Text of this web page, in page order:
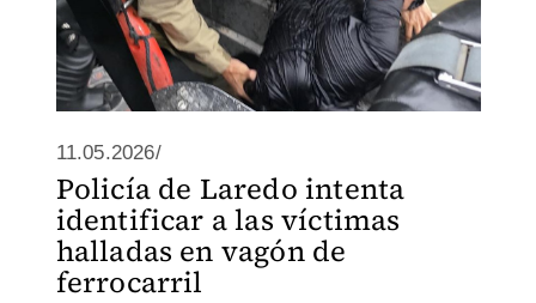
11.05.2026/
Policía de Laredo intenta
identificar a las víctimas
halladas en vagón de
ferrocarril